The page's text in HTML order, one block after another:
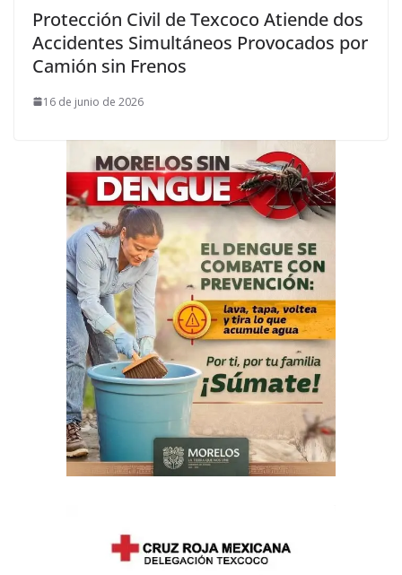
Protección Civil de Texcoco Atiende dos
Accidentes Simultáneos Provocados por
Camión sin Frenos
16 de junio de 2026